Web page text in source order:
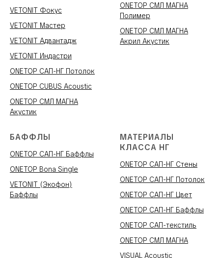
VETONIT Фокус
VETONIT Мастер
VETONIT Адвантадж
VETONIT Индастри
ONETOP САП-НГ Потолок
ONETOP CUBUS Acoustic
ONETOP СМЛ МАГНА
Акустик
ONETOP СМЛ МАГНА
Полимер
ONETOP СМЛ МАГНА
Акрил Акустик
БАФФЛЫ
ONETOP САП-НГ Баффлы
ONETOP Bona Single
VETONIT (Экофон)
Баффлы
МАТЕРИАЛЫ
КЛАССА НГ
ONETOP САП-НГ Стены
ONETOP САП-НГ Потолок
ONETOP САП-НГ Цвет
ONETOP САП-НГ Баффлы
ONETOP САП-текстиль
ONETOP СМЛ МАГНА
VISUAL Acoustic